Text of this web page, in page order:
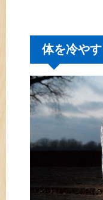
体を冷や